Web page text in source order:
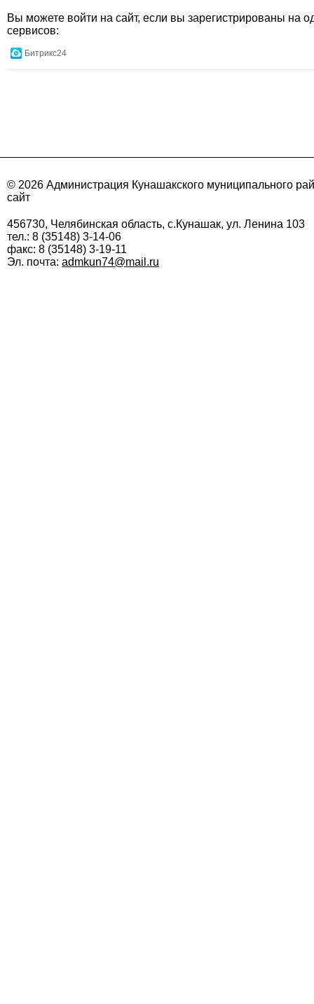
Вы можете войти на сайт, если вы зарегистрированы на
сервисов:
Битрикс24
© 2026 Администрация Кунашакского муниципального
сайт
456730, Челябинская область, с.Кунашак, ул. Ленина 103
тел.: 8 (35148) 3-14-06
факс: 8 (35148) 3-19-11
Эл. почта: admkun74@mail.ru